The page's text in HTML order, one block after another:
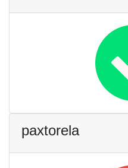
paxtorela